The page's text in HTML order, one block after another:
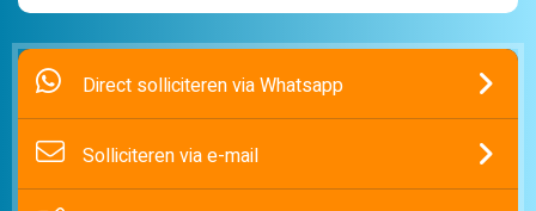
Direct solliciteren via Whatsapp
Solliciteren via e-mail